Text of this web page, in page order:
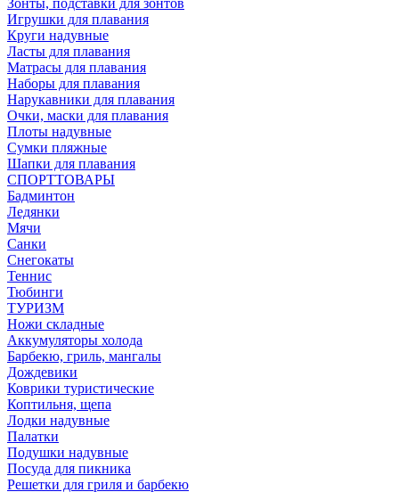
Зонты, подставки для зонтов
Игрушки для плавания
Круги надувные
Ласты для плавания
Матрасы для плавания
Наборы для плавания
Нарукавники для плавания
Очки, маски для плавания
Плоты надувные
Сумки пляжные
Шапки для плавания
СПОРТТОВАРЫ
Бадминтон
Ледянки
Мячи
Санки
Снегокаты
Теннис
Тюбинги
ТУРИЗМ
Ножи складные
Аккумуляторы холода
Барбекю, гриль, мангалы
Дождевики
Коврики туристические
Коптильня, щепа
Лодки надувные
Палатки
Подушки надувные
Посуда для пикника
Решетки для гриля и барбекю